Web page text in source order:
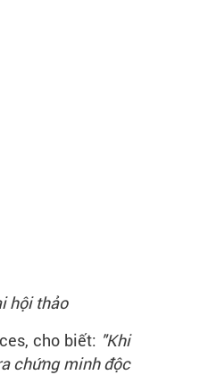
hội thảo
cho biết: "Khi
chứng minh độc